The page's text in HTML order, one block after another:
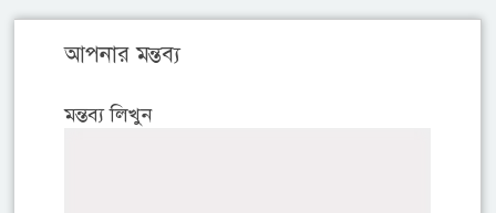
আপনার মন্তব্য
মন্তব্য লিখুন